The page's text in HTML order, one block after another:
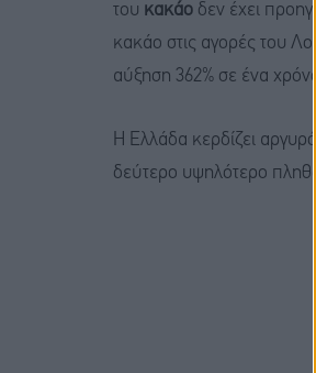
του κακάο δεν έχει
κακάο στις αγορές του
αύξηση 362% σε ένα χρόνο.
Η Ελλάδα κερδίζει
δεύτερο υψηλότερο